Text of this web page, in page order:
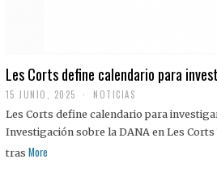
Les Corts define calendario para
15 JUNIO, 2025 NOTICIAS
Les Corts define calendario para
Investigación sobre la DANA en Les
tras More